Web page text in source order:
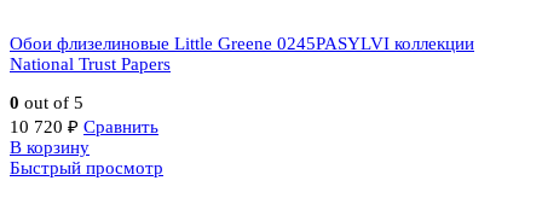
Обои флизелиновые Little Greene 0245PASYLVI коллекции
National Trust Papers
0 out of 5
10 720 ₽ Сравнить
В корзину
Быстрый просмотр